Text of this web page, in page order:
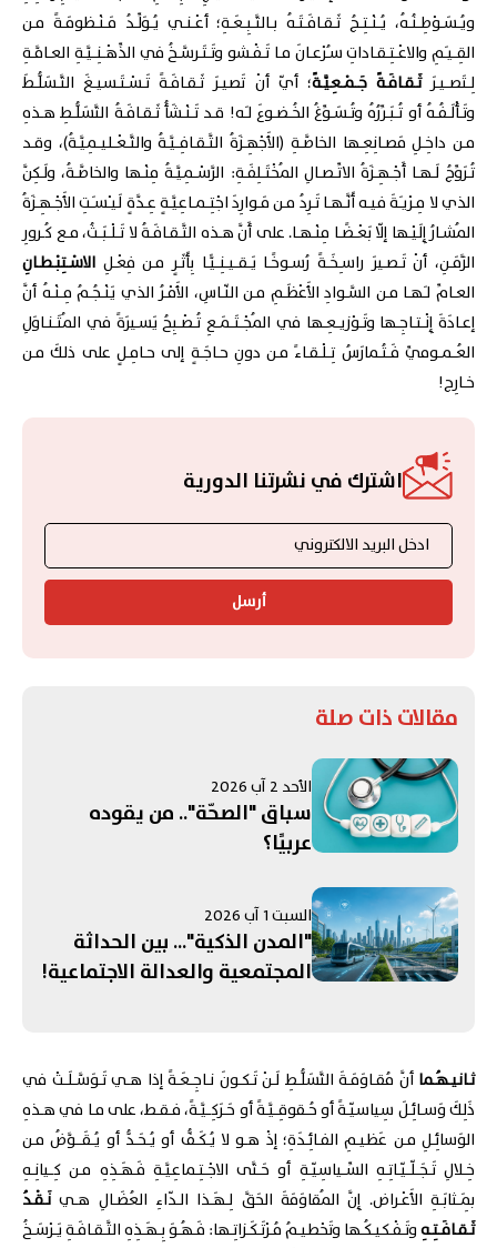
ويُـسَـوْطِـنُـهُ، يُـنْـتِـجُ ثَـقـافَـتَـهُ بـالتَّـبِـعَـةِ؛ أعْـنـي يُـوَلِّـدُ مَـنْـظومَـةً مـن
القِـيـَمِ والاعْـتِـقـاداتِ سـُرْعـانَ مـا تَـفْـشو وتَـتَـرسَّـخُ في الذِّهْـنِـيَّـةِ العـامَّـةِ
لِـتَصـيـرَثَـقـافَـةً جَـمْـعِيَّـةً؛ أيّ أنْ تَصيـرَ ثَـقـافَـةً تَـسْـتَـسيـغَ التَّـسَلُّـطَ
وتَـأْلَـفُـهُ أو تُـبَـرِّرُهُ وتُـسَـوِّغُ الخُـضـوعَ لـَه! قـد تَـنْـشَأُ ثَـقـافَـةُ التَّسَلُّـطِ هـذهِ
مـن داخِـلِ مَصـانِعِـها الخاصَّـةِ (الأَجْهِـزَةُ الثَّـقـافِـيَّـةُ والتَّـعْـليـمِيَّـةُ)، وقـد
تُـرَوِّجُ لَـهـا أَجْـهِـزَةُ الاتِّـصـالِ المُخْتَـلِفَـةِ: الرَّسْـمِيَّـةُ مِنْـها والخاصَّـةُ، ولَـكِنَّ
الذي لا مِـرْيـَةَ فيـه أَنَّـهـا تَـرِدُ مـن مَـوارِدَ اجْتِـمـاعِيَّـةٍ عِـدَّةٍ لَيـْسـَتِ الأَجْـهِـزَةُ
المُشـارُ إِلَيْـها إلّا بَعْـضًـا مِنْـهـا. على أَنَّ هـذه الثَّـقـافَـةُ لا تَـلْـبَـثُ، مـع كُـرورِ
الزَّمَـنِ، أنْ تَـصـيرَ راسـِخَـةً رُسـوخًـا يَـقـيـنِـيًّـا بِأَثَـرٍ مـن فِعْـلِ الاسْـتِبْـطـانِ
العـامِّ لـَهـا مـن السَّـوادِ الأَعْظَـمِ مـن النّـاسِ، الأَمْـرُ الذي يَنْـجُـمُ مِـنْـهُ أنَّ
إعـادَةَ إِنْـتـاجِـها وتَـوْزيـعِـها في المُجْـتَـمَـعِ تُـصْـبِحُ يَسـيرَةً في المُتَـنـاوَلِ
العُـمـوميِّ فَـتُـمارَسُ تِـلْـقـاءً مـن دونِ حـاجَـةٍ إلى حـامِـلٍ على ذلكَ مـن
خـارِج!
اشترك في نشرتنا الدورية
أرسل
مقالات ذات صلة
الأحد 2 آب 2026
سباق "الصحّة".. من يقوده
عربيًا؟
السبت 1 آب 2026
"المدن الذكية"... بين الحداثة
المجتمعية والعدالة الاجتماعية!
ثـانيـهُـما أنَّ مُقـاوَمَـةَ التَّسَلُّـطِ لَـنْ تَـكـونَ نـاجِـعَـةً إذا هـي تَـوَسَّـلَـتْ في
ذَلِكَ وَسـائِـلَ سِياسيّـةً أو حُـقوقِـيَّـةً أو حَـرَكِـيَّـةً، فـقـط، على مـا في هـذهِ
الوَسائِـلِ مـن عَظيـمِ الفـائِـدَةِ؛ إذْ هـو لا يُـكَـفُّ أو يُـحَـدُّ أو يُـقَــوَّضُ مـن
خِـلالِ تَـجَـلّـيّـاتِـهِ السِّـياسِيّـةِ أو حَـتَّى الاجْـتِـماعِيَّـةِ فَـهَـذِهِ مـن كِـيانِـهِ
بِمَـثابَـةِ الأَعْـراض. إِنَّ المُقاوَمَةَ الحَقَّ لِـهَـذا الـدّاءِ العُضَـالِ هـينَـقْـدُ
ثَـقـافَـتِـهِوتَـفْـكيـكُـها وتَحْطيـمُ مُـرْتَـكَـزاتِـها: فَـهُـوَ بِـهَـذِهِ الثَّـقـافَـةِ يَـرْسَـخُ